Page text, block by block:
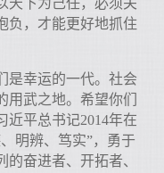
天下为己任，必须关
负，才能更好地抓住
是幸运的一代。社会
武之地。希望你们
近平总书记2014年在
明辨、笃实”，勇于
奋进者、开拓者、